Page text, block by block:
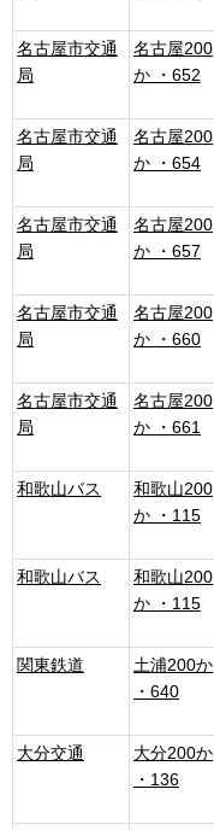
名古屋市交通
局
名古屋200
か ・652
名古屋市交通
局
名古屋200
か ・654
名古屋市交通
局
名古屋200
か ・657
名古屋市交通
局
名古屋200
か ・660
名古屋市交通
局
名古屋200
か ・661
和歌山バス
和歌山200
か ・115
和歌山バス
和歌山200
か ・115
関東鉄道
土浦200か
・640
大分交通
大分200か
・136